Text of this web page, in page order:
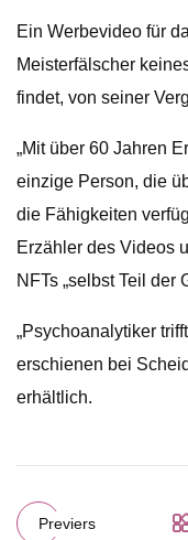
Ein Werbevideo für
Meisterfälscher
findet, von seiner
„Mit über 60 Jahren
einzige Person, die
die Fähigkeiten
Erzähler des Videos
NFTs „selbst Teil der
„Psychoanalytiker
erschienen bei
erhältlich.
Previers